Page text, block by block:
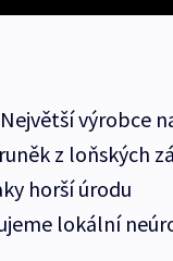
výrobce
z loňských
horší úrodu
lokální